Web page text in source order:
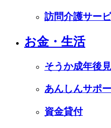
訪問介護サー
お金・生活
そうか成年後
あんしんサポ
資金貸付